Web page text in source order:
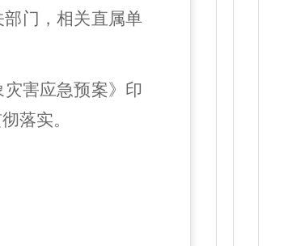
门，相关直属单
害应急预案》印
落实。